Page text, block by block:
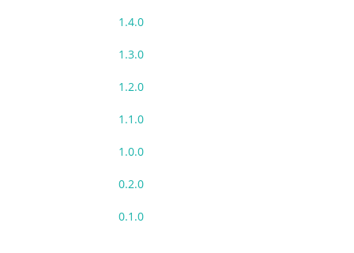
1.4.0
1.3.0
1.2.0
1.1.0
1.0.0
0.2.0
0.1.0